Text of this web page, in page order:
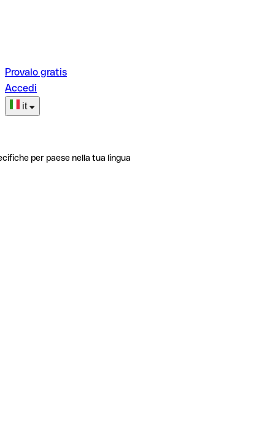
Provalo gratis
Accedi
it
per paese nella tua lingua